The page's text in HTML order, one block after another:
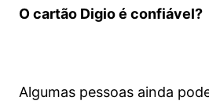
O cartão Digio é confiável?
Algumas pessoas ainda